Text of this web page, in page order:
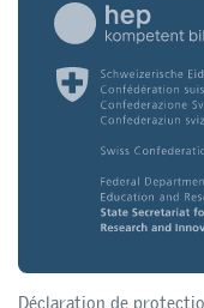
Déclaration de